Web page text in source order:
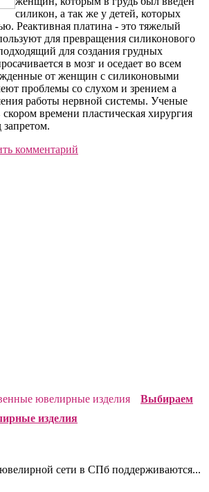
силикон, а так же у детей, которых
Реактивная платина - это тяжелый
для превращения силиконового
для создания грудных
в мозг и оседает во всем
от женщин с силиконовыми
проблемы со слухом и зрением а
работы нервной системы. Ученые
времени пластическая хирургия
запретом.
комментарий
Выбираем
изделия
сети в СПб поддерживаются...